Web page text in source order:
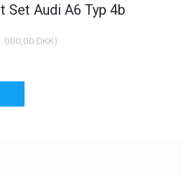
Set Audi A6 Typ 4b
DKK)